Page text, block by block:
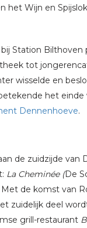
het Wijn en
bij Station
tot
wisselde en
het
Dennenhoeve.
de zuidzijde
La Cheminée (De
de komst van
zuidelijk deel
grill-restaurant